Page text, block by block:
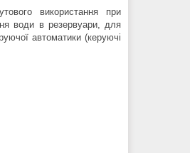
використання при
води в резервуари, для
автоматики (керуючі